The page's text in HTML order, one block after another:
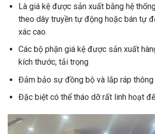
Là giá kệ được sản xuất bằng hệ
theo dây truyền tự động hoặc bán tự
xác cao.
Các bộ phận giá kệ được sản xuất
kích thước, tải trọng
Đảm bảo sự đồng bộ và lắp ráp thông
Đặc biệt có thể tháo dỡ rất linh hoạt